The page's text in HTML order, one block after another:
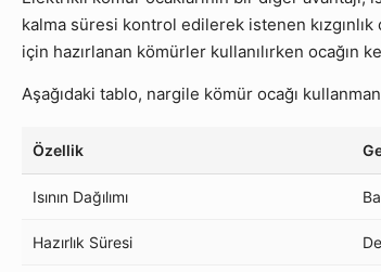
kalma süresi kontrol edilerek istenen
için hazırlanan kömürler kullanılırken ocağın
Aşağıdaki tablo, nargile kömür ocağı
Özellik
Isının Dağılımı
Hazırlık Süresi